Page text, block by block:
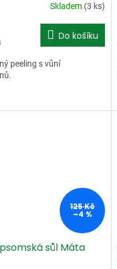
Skladem (3 ks)
Do košíku
peeling s vůní
125 Kč
–4 %
sůl Máta